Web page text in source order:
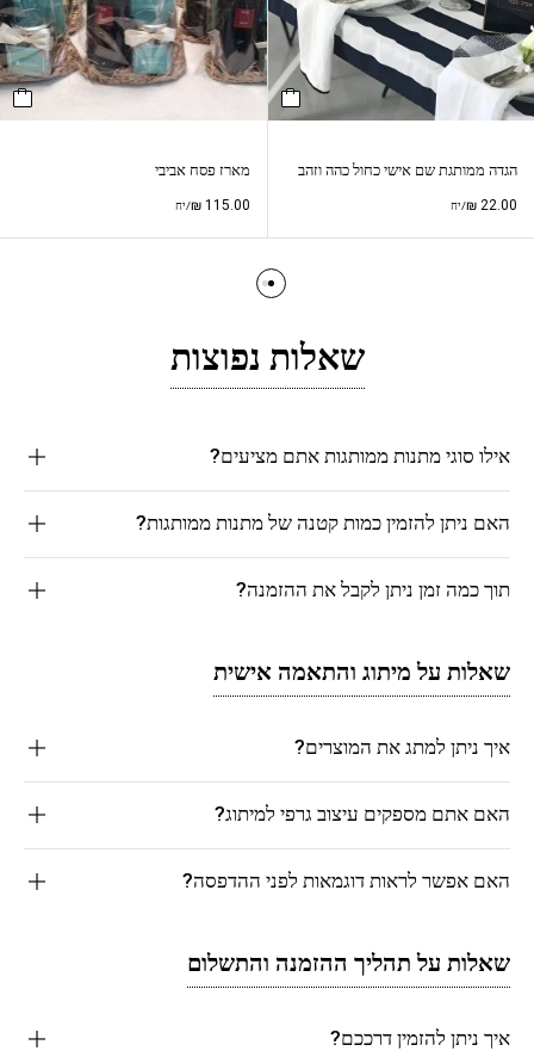
הגדה ממותגת שם אישי כחול כהה וזהב
₪ 22.00 /יח
מארז פסח אביבי
₪115.00 /יח
שאלות נפוצות
אילו סוגי מתנות ממותגות אתם מציעים?
האם ניתן להזמין כמות קטנה של מתנות ממותגות?
תוך כמה זמן ניתן לקבל את ההזמנה?
שאלות על מיתוג והתאמה אישית
איך ניתן למתג את המוצרים?
האם אתם מספקים עיצוב גרפי למיתוג?
האם אפשר לראות דוגמאות לפני ההדפסה?
שאלות על תהליך ההזמנה והתשלום
איך ניתן להזמין דרככם?